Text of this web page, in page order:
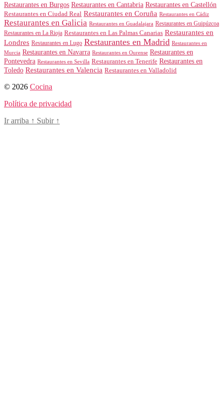
Restaurantes en Burgos Restaurantes en Cantabria Restaurantes en Castellón
Restaurantes en Ciudad Real Restaurantes en Coruña Restaurantes en Cádiz
Restaurantes en Galicia Restaurantes en Guadalajara Restaurantes en Guipúzcoa
Restaurantes en La Rioja Restaurantes en Las Palmas Canarias Restaurantes en
Londres Restaurantes en Lugo Restaurantes en Madrid Restaurantes en
Murcia Restaurantes en Navarra Restaurantes en Ourense Restaurantes en
Pontevedra Restaurantes en Sevilla Restaurantes en Tenerife Restaurantes en
Toledo Restaurantes en Valencia Restaurantes en Valladolid
© 2026 Cocina
Política de privacidad
Ir arriba ↑ Subir ↑